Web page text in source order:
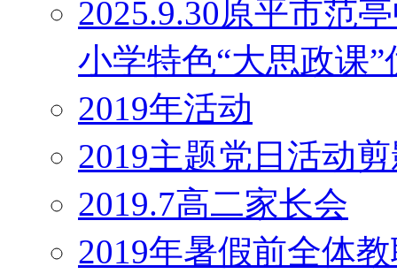
2025.9.30原平市范
小学特色“大思政课
2019年活动
2019主题党日活动
2019.7高二家长会
2019年暑假前全体